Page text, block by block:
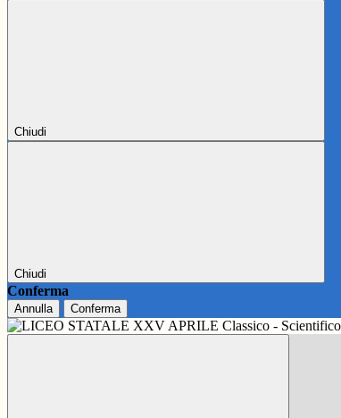
Chiudi
Chiudi
Conferma
Annulla Conferma